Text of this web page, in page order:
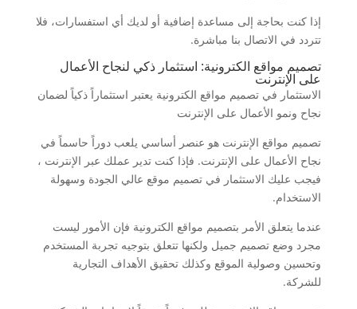
إذا كنت بحاجة إلى مساعدة إضافية أو لديك أي استفسارات، فلا
تتردد في الاتصال بنا مباشرة.
تصميم مواقع الكترونية: استثمار ذكي لنجاح الأعمال
على الإنترنت
الاستثمار في تصميم مواقع الكترونية يعتبر استثماراً ذكياً لضمان
نجاح ونمو الأعمال على الإنترنت
تصميم مواقع الإنترنت هو عنصر أساسي يلعب دوراً حاسماً في
نجاح الأعمال على الإنترنت. فإذا كنت تدير عملك عبر الإنترنت ،
فيجب عليك الاستثمار في تصميم موقع عالي الجودة وسهولة
الاستخدام.
عندما يتعلق الأمر بتصميم مواقع الكترونية فإن الأمور ليست
مجرد وضع تصميم جميل ولكنها تتعلق بتوجيه تجربة المستخدم
وتحسين وصولية الموقع وكذلك تحقيق الأهداف التجارية
للشركة.